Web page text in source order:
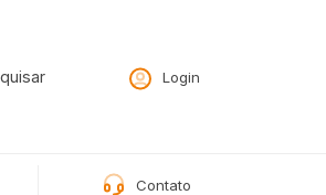
Login
Contato